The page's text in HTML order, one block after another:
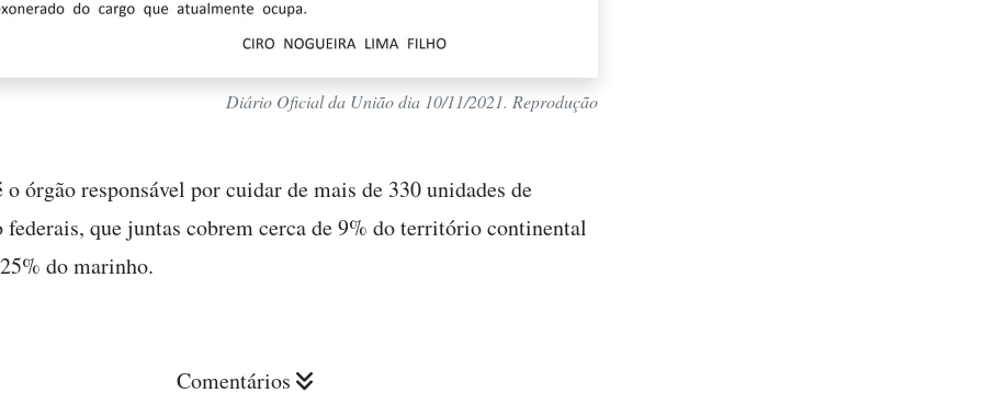
Diário Oficial da União dia 10/11/2021. Reprodução
órgão responsável por cuidar de mais de 330 unidades de
federais, que juntas cobrem cerca de 9% do território continental
do marinho.
Comentários